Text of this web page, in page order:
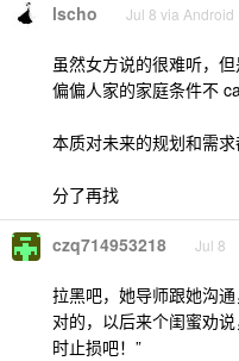
lscho Jul 8 via Android
虽然女方说的很难听，
偏偏人家的家庭条件不
本质对未来的规划和需
分了再找
czq714953218 Jul 8
拉黑吧，她导师跟她沟
对的，以后来个闺蜜劝
时止损吧！”